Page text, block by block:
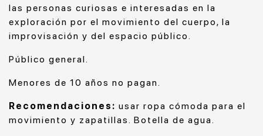
las personas curiosas e interesadas en la
exploración por el movimiento del cuerpo, la
improvisación y del espacio público.
Público general.
Menores de 10 años no pagan.
Recomendaciones: usar ropa cómoda para el
movimiento y zapatillas. Botella de agua.